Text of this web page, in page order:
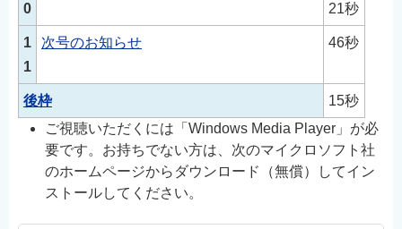
0
21秒
1
1
次号のお知らせ 46秒
後枠
15秒
ご視聴いただくには「Windows Media Player」が必
要です。お持ちでない方は、次のマイクロソフト社
のホームページからダウンロード（無償）してイン
ストールしてください。